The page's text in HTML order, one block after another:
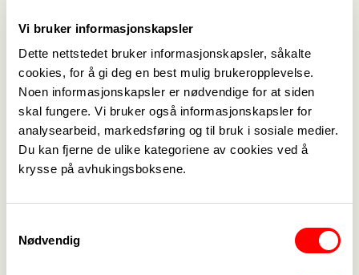
Vi bruker informasjonskapsler
Dette nettstedet bruker informasjonskapsler, såkalte
cookies, for å gi deg en best mulig brukeropplevelse.
Noen informasjonskapsler er nødvendige for at siden
skal fungere. Vi bruker også informasjonskapsler for
analysearbeid, markedsføring og til bruk i sosiale medier.
Du kan fjerne de ulike kategoriene av cookies ved å
krysse på avhukingsboksene.
Nødvendig
lokalt ser webinaret sammen. Vi håper at
webinaret sammen med veilederen vil bidra til
gode prosesser i det lokale årsturnusarbeidet.
Se webinar for årsturnus 2023 her
Bruk passordet: webinarårsturnus2023
Velg eventuelt «CC/Subtitles» i høyre hjørne for å
aktivere norsk tekst.
Med vennlig hilsen